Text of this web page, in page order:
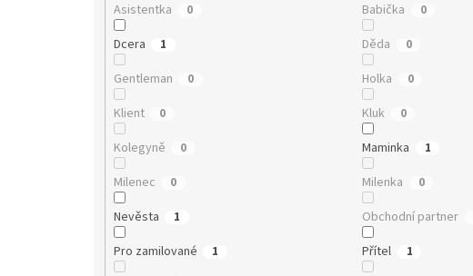
Asistentka 0 Babička 0
Dcera 1 Děda 0
Gentleman 0 Holka 0
Klient 0 Kluk 0
Kolegyně 0 Maminka 1
Milenec 0 Milenka 0
Nevěsta 1 Obchodní partner
Pro zamilované 1 Přítel 1